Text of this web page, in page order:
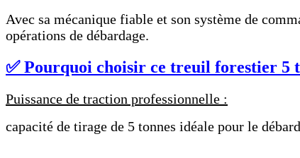
Avec sa mécanique fiable et son système de
opérations de débardage.
✅ Pourquoi choisir ce treuil forestier 5
Puissance de traction professionnelle :
capacité de tirage de 5 tonnes idéale pour le